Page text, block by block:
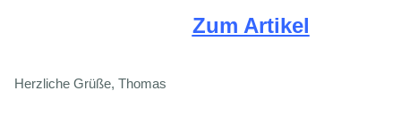
Zum Artikel
Herzliche Grüße, Thomas